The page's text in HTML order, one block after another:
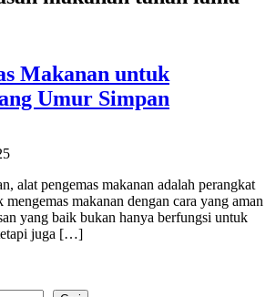
Makanan untuk
Umur Simpan
alat pengemas makanan adalah perangkat
makanan dengan cara yang aman
yang baik bukan hanya berfungsi untuk
juga […]